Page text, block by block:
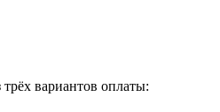
вариантов оплаты: